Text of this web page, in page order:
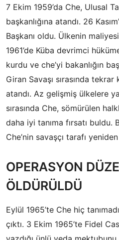
7 Ekim 1959’da Che, Ulusal
başkanlığına atandı. 26
Başkanı oldu. Ülkenin
1961’de Küba devrimci
kurdu ve che’yi bakanlığın
Giran Savaşı sırasında tekrar
atandı. Az gelişmiş ülkelere
sırasında Che, sömürülen
daha iyi tanıma fırsatı buldu.
Che’nin savaşçı tarafı
OPERASYON
ÖLDÜRÜLDÜ
Eylül 1965’te Che hiç
çıktı. 3 Ekim 1965’te Fidel